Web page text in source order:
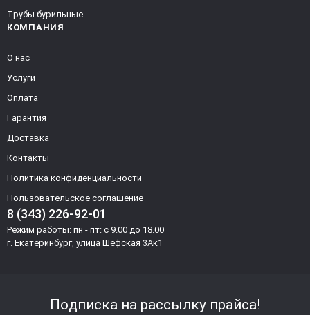
КОМПАНИЯ
О нас
Услуги
Оплата
Гарантия
Доставка
Контакты
Политика конфиденциальности
Пользовательское соглашение
8 (343) 226-92-01
Режим работы: пн - пт: с 9.00 до 18.00
г. Екатеринбург, улица Шефская 3Ак1
Трубы бурильные
Подписка на рассылку прайса!